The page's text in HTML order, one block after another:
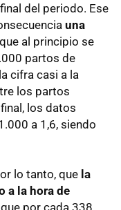
del periodo. Ese
una
al principio se
partos de
cifra casi a la
los partos
los datos
a 1,6, siendo
lo tanto, que la
a la hora de
por cada 338